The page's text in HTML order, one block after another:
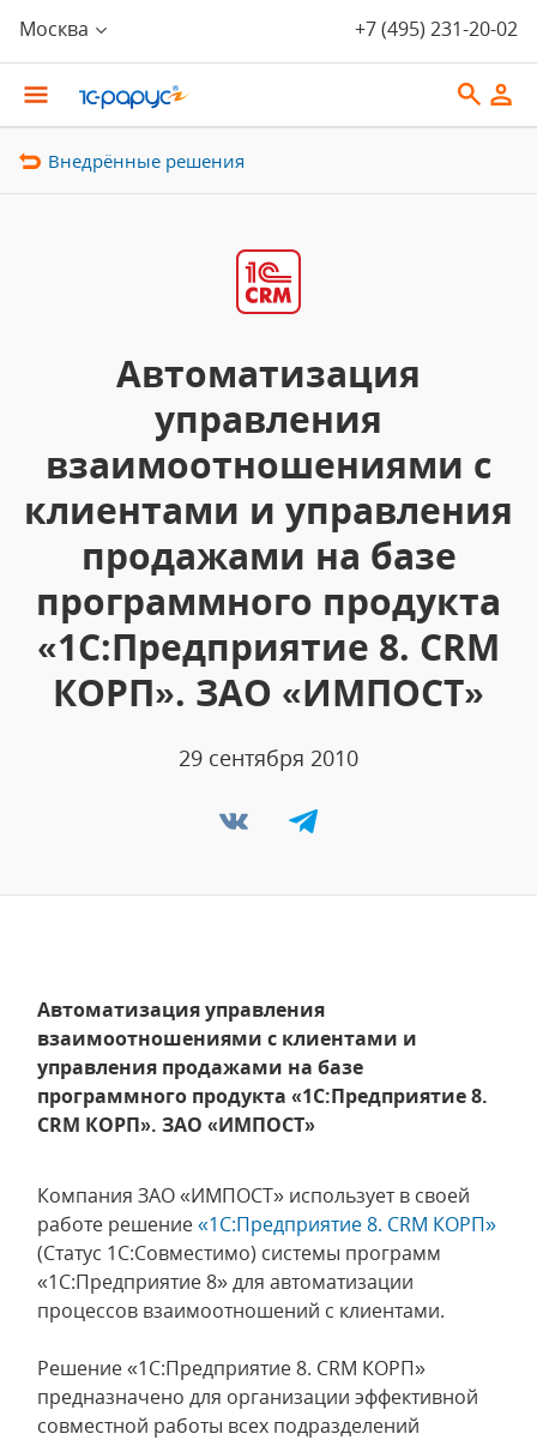
Москва +7 (495) 231-20-02
Внедрённые решения
Автоматизация
управления
взаимоотношениями с
клиентами и управления
продажами на базе
программного продукта
«1С:Предприятие 8. CRM
КОРП». ЗАО «ИМПОСТ»
29 сентября 2010
Автоматизация управления
взаимоотношениями с клиентами и
управления продажами на базе
программного продукта «1С:Предприятие 8.
CRM КОРП». ЗАО «ИМПОСТ»
Компания ЗАО «ИМПОСТ» использует в своей
работе решение«1С:Предприятие 8. CRM КОРП»
(Статус 1С:Совместимо) системы программ
«1С:Предприятие 8» для автоматизации
процессов взаимоотношений с клиентами.
Решение «1С:Предприятие 8. CRM КОРП»
предназначено для организации эффективной
совместной работы всех подразделений